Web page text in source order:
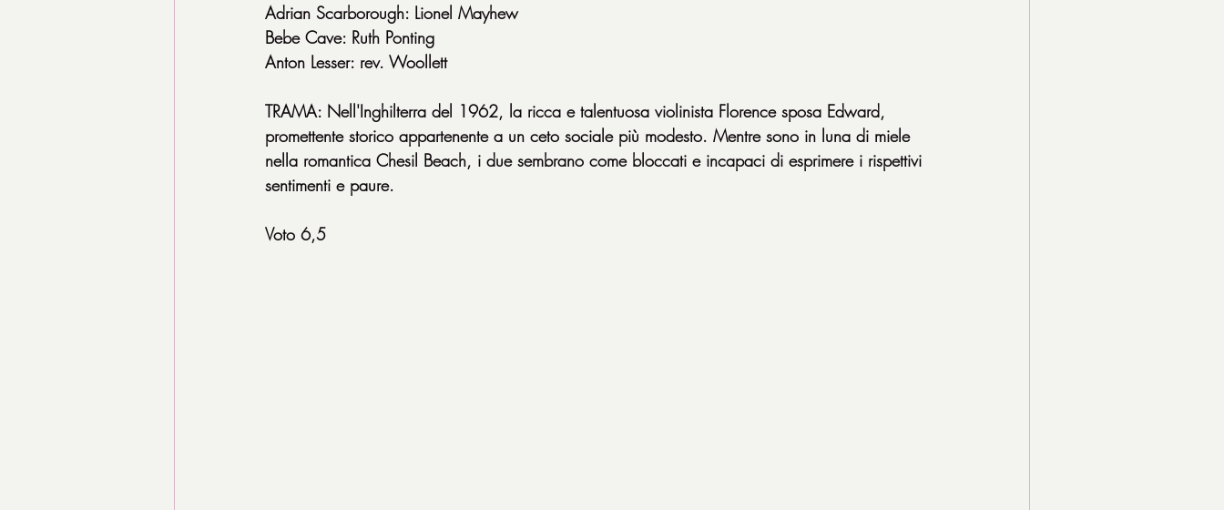
Adrian Scarborough: Lionel Mayhew
Bebe Cave: Ruth Ponting
Anton Lesser: rev. Woollett
TRAMA: Nell'Inghilterra del 1962, la ricca e talentuosa violinista Florence sposa Edward,
promettente storico appartenente a un ceto sociale più modesto. Mentre sono in luna di miele
nella romantica Chesil Beach, i due sembrano come bloccati e incapaci di esprimere i rispettivi
sentimenti e paure.
Voto 6,5